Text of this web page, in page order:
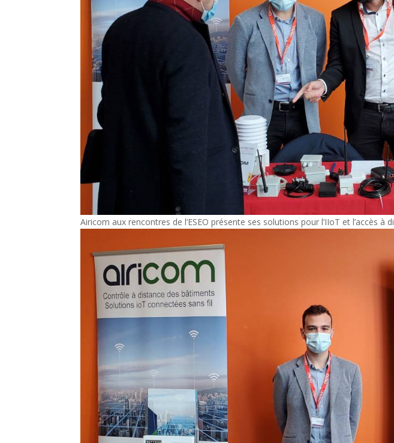
Airicom aux rencontres de l’ESEO présente ses solutions pour l’IIoT et l’accès à